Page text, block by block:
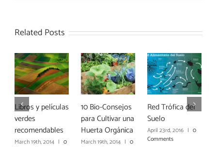
Related Posts
Consejos
una
Orgánica
19th, 2014 | 0
Red Trófica del
April 23rd, 2016 | 0
Comments
10 Consejos para
Hacer un
Compost Casero
April 20th, 2016 | 0
Cultivos